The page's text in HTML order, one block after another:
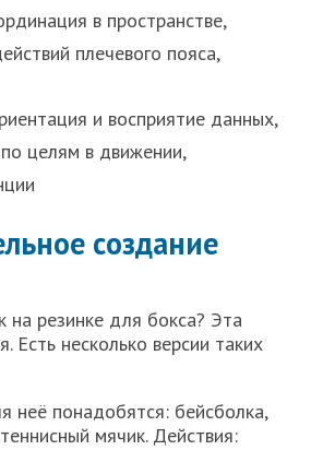
в пространстве,
плечевого пояса,
и восприятие данных,
целям в движении,
создание
на резинке для бокса? Эта
Есть несколько версии таких
неё понадобятся: бейсболка,
мячик. Действия: